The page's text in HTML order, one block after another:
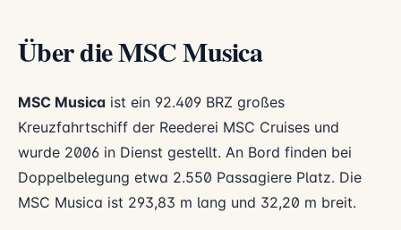
Über die MSC Musica
MSC Musica ist ein 92.409 BRZ großes
Kreuzfahrtschiff der Reederei MSC Cruises und
wurde 2006 in Dienst gestellt. An Bord finden bei
Doppelbelegung etwa 2.550 Passagiere Platz. Die
MSC Musica ist 293,83 m lang und 32,20 m breit.